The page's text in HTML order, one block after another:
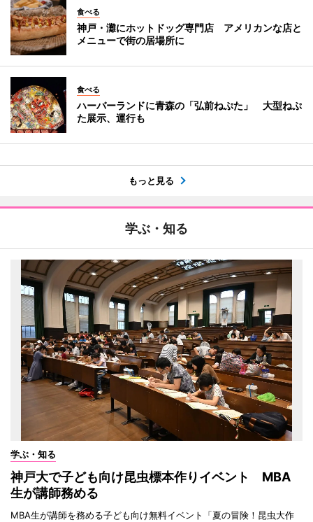
食べる
神戸・灘にホットドッグ専門店 アメリカンな店と
メニューで街の居場所に
食べる
ハーバーランドに青森の「弘前ねぷた」 大型ねぷ
た展示、運行も
もっと見る
学ぶ・知る
学ぶ・知る
神戸大で子ども向け昆虫標本作りイベント MBA
生が講師務める
MBA生が講師を務める子ども向け無料イベント「夏の冒険！昆虫大作